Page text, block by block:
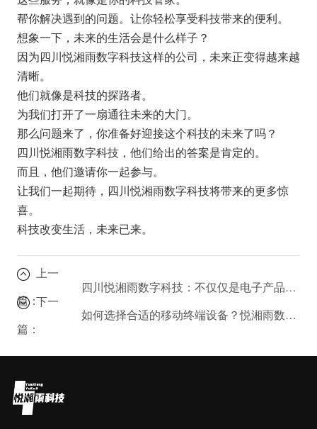
帮你解决遇到的问题。让你轻松享受科技带来的便利。
想象一下，未来的生活会是什么样子？
因为四川悦湘雨数字科技这样的公司，未来正变得越来越
清晰。
他们就像是科技的探路者。
为我们打开了一扇通往未来的大门。
那么问题来了，你准备好迎接这个科技的未来了吗？
四川悦湘雨数字科技，他们给出的答案是肯定的。
而且，他们邀请你一起参与。
让我们一起期待，四川悦湘雨数字科技将带来的更多惊
喜。
科技改变生活，未来已来。
上一
篇：
四川悦湘雨数字科技：不仅仅是电子产品销售，更是技术服务专家
下一
篇：
如何选择合适的移动终端设备？悦湘雨数字科技为您解答